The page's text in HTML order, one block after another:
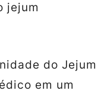
jejum
do Jejum
em um